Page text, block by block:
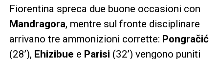
Fiorentina spreca due buone occasioni con
Mandragora, mentre sul fronte disciplinare
arrivano tre ammonizioni corrette: Pongračić
(28’), Ehizibue e Parisi (32’) vengono puniti